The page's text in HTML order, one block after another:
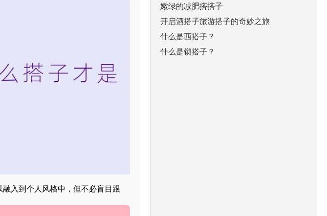
入到个人风格中，但不必盲目跟
嫩绿的减肥搭搭子
开启酒搭子旅游搭子的奇妙之旅
什么是西搭子？
什么是锁搭子？